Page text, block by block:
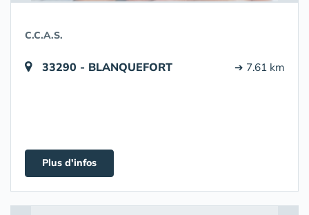
C.C.A.S.
33290 - BLANQUEFORT ➔ 7.61 km
Plus d'infos